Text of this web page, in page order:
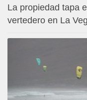
La propiedad tapa
vertedero en La